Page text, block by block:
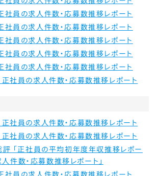
員の求人件数・応募数推移レポート
員の求人件数・応募数推移レポート
員の求人件数・応募数推移レポート
員の求人件数・応募数推移レポート
員の求人件数・応募数推移レポート
社員の求人件数・応募数推移レポート
社員の求人件数・応募数推移レポート
社員の求人件数・応募数推移レポート
「正社員の平均初年度年収推移レポー
人件数・応募数推移レポート」
員の求人件数・応募数推移レポート